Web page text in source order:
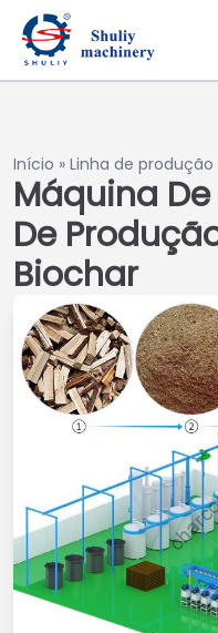
Início » Linha de produção
Máquina
De
Biochar